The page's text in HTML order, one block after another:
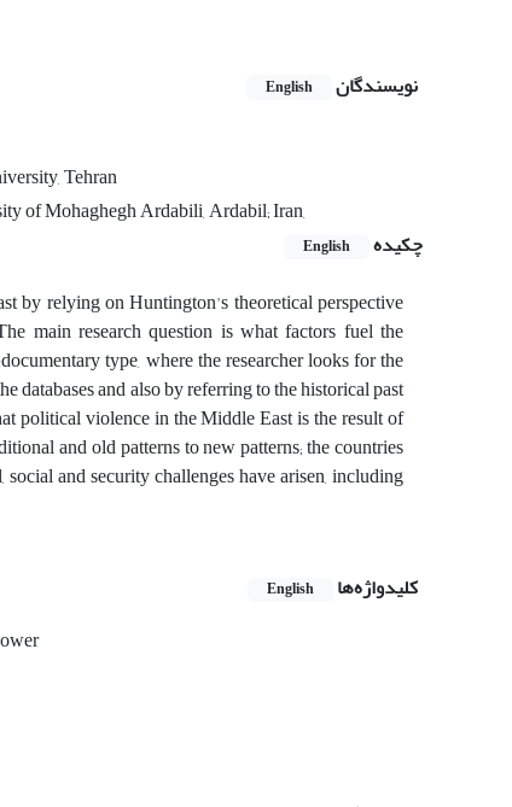
نویسندگان English
Tehran
of Mohaghegh Ardabili, Ardabil; Iran,
چکیده
English
by relying on Huntington's theoretical perspective
main research question is what factors fuel the
type, where the researcher looks for the
databases and also by referring to the historical past
political violence in the Middle East is the result of
and old patterns to new patterns; the countries
and security challenges have arisen, including
کلیدواژه‌ها English